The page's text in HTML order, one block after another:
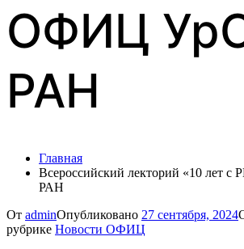
ОФИЦ
РАН
Главная
Всероссийский лекторий «10 лет
РАН
От adminОпубликовано 27 сентября, 2024
рубрике Новости ОФИЦ